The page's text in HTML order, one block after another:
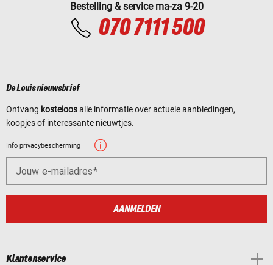
Bestelling & service ma-za 9-20
070 7111 500
De Louis nieuwsbrief
Ontvang kosteloosalle informatie over actuele aanbiedingen,
koopjes of interessante nieuwtjes.
Info privacybescherming
Jouw e-mailadres
AANMELDEN
Klantenservice